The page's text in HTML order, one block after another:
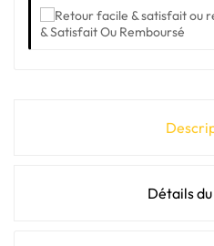
& Satisfait Ou Remboursé
Détails